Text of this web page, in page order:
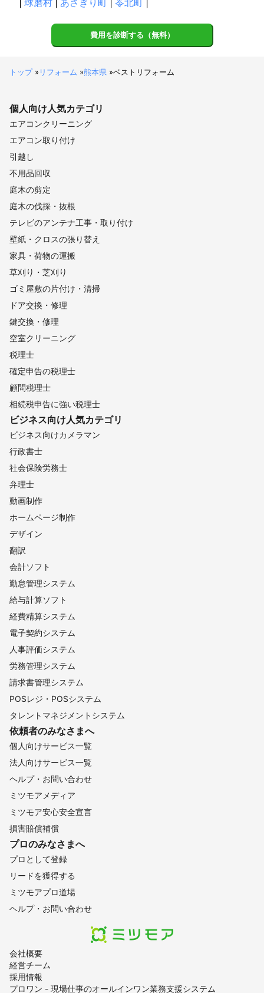
球磨村 あさぎり町 苓北町
費用を診断する（無料）
トップ» リフォーム »熊本県 »ベストリフォーム
会社概要
経営チーム
採用情報
プロワン - 現場仕事のオールインワン業務支援システム
個人向け人気カテゴリ
エアコンクリーニング
エアコン取り付け
引越し
不用品回収
庭木の剪定
庭木の伐採・抜根
テレビのアンテナ工事・取り付け
壁紙・クロスの張り替え
家具・荷物の運搬
草刈り・芝刈り
ゴミ屋敷の片付け・清掃
ドア交換・修理
鍵交換・修理
空室クリーニング
税理士
確定申告の税理士
顧問税理士
相続税申告に強い税理士
ビジネス向け人気カテゴリ
ビジネス向けカメラマン
行政書士
社会保険労務士
弁理士
動画制作
ホームページ制作
デザイン
翻訳
会計ソフト
勤怠管理システム
給与計算ソフト
経費精算システム
電子契約システム
人事評価システム
労務管理システム
請求書管理システム
POSレジ・POSシステム
タレントマネジメントシステム
依頼者のみなさまへ
個人向けサービス一覧
法人向けサービス一覧
ヘルプ・お問い合わせ
ミツモアメディア
ミツモア安心安全宣言
損害賠償補償
プロのみなさまへ
プロとして登録
リードを獲得する
ミツモアプロ道場
ヘルプ・お問い合わせ